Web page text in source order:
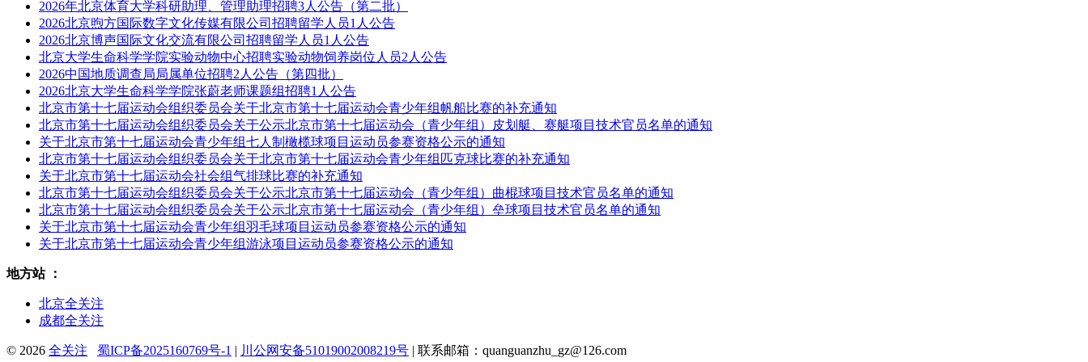
2026年北京体育大学科研助理、管理助理招聘3人公告（第二批）
2026北京煦方国际数字文化传媒有限公司招聘留学人员1人公告
2026北京博声国际文化交流有限公司招聘留学人员1人公告
北京大学生命科学学院实验动物中心招聘实验动物饲养岗位人员2人公告
2026中国地质调查局局属单位招聘2人公告（第四批）
2026北京大学生命科学学院张蔚老师课题组招聘1人公告
北京市第十七届运动会组织委员会关于北京市第十七届运动会青少年组帆船比赛的补充通知
北京市第十七届运动会组织委员会关于公示北京市第十七届运动会（青少年组）皮划艇、赛艇项目技术官员名单的通知
关于北京市第十七届运动会青少年组七人制橄榄球项目运动员参赛资格公示的通知
北京市第十七届运动会组织委员会关于北京市第十七届运动会青少年组匹克球比赛的补充通知
关于北京市第十七届运动会社会组气排球比赛的补充通知
北京市第十七届运动会组织委员会关于公示北京市第十七届运动会（青少年组）曲棍球项目技术官员名单的通知
北京市第十七届运动会组织委员会关于公示北京市第十七届运动会（青少年组）垒球项目技术官员名单的通知
关于北京市第十七届运动会青少年组羽毛球项目运动员参赛资格公示的通知
关于北京市第十七届运动会青少年组游泳项目运动员参赛资格公示的通知
地方站 ：
北京全关注
成都全关注
© 2026 全关注 蜀ICP备2025160769号-1 | 川公网安备51019002008219号 | 联系邮箱：quanguanzhu_gz@126.com